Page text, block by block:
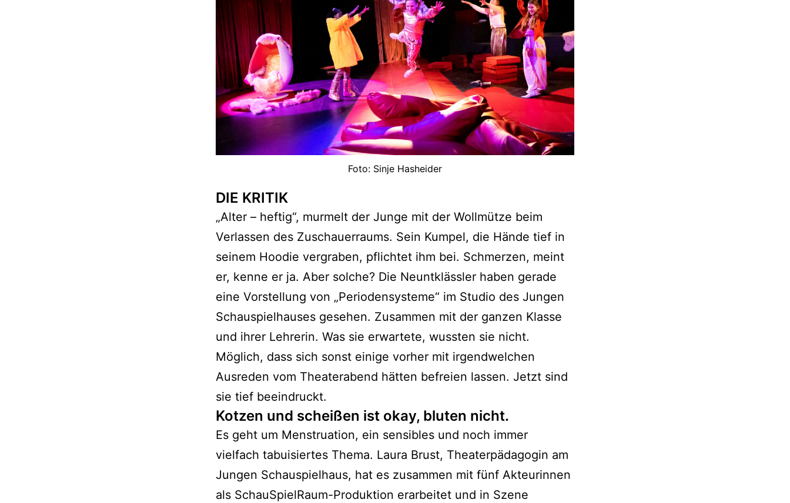
Foto: Sinje Hasheider
DIE KRITIK
„Alter – heftig“, murmelt der Junge mit der Wollmütze beim
Verlassen des Zuschauerraums. Sein Kumpel, die Hände tief in
seinem Hoodie vergraben, pflichtet ihm bei. Schmerzen, meint
er, kenne er ja. Aber solche? Die Neuntklässler haben gerade
eine Vorstellung von „Periodensysteme“ im Studio des Jungen
Schauspielhauses gesehen. Zusammen mit der ganzen Klasse
und ihrer Lehrerin. Was sie erwartete, wussten sie nicht.
Möglich, dass sich sonst einige vorher mit irgendwelchen
Ausreden vom Theaterabend hätten befreien lassen. Jetzt sind
sie tief beeindruckt.
Kotzen und scheißen ist okay, bluten nicht.
Es geht um Menstruation, ein sensibles und noch immer
vielfach tabuisiertes Thema. Laura Brust, Theaterpädagogin am
Jungen Schauspielhaus, hat es zusammen mit fünf Akteurinnen
als SchauSpielRaum-Produktion erarbeitet und in Szene